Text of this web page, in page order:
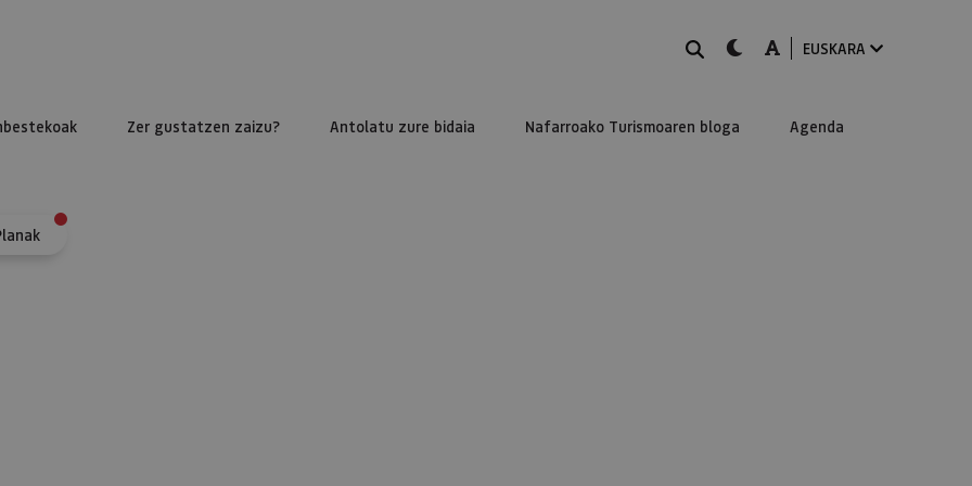
BILATUdark-mode
A-modeEUSKARA
Zer gustatzen zaizu? Antolatu zure bidaia Nafarroako Turismoaren bloga Agenda